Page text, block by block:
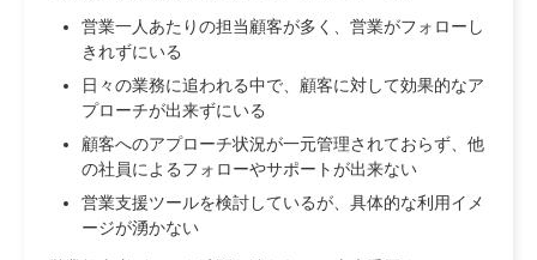
営業一人あたりの担当顧客が多く、営業がフォローし
きれずにいる
日々の業務に追われる中で、顧客に対して効果的なア
プローチが出来ずにいる
顧客へのアプローチ状況が一元管理されておらず、他
の社員によるフォローやサポートが出来ない
営業支援ツールを検討しているが、具体的な利用イメ
ージが湧かない